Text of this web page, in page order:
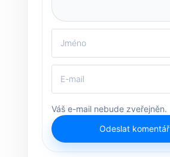
Váš e-mail nebude zveřejněn.
Odeslat komentář